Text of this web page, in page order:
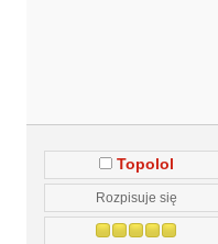
Topolol
Rozpisuje się